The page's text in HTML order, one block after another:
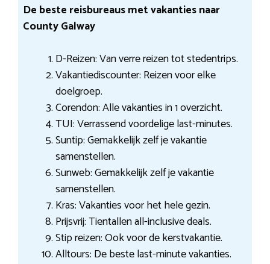
De beste reisbureaus met vakanties naar
County Galway
D-Reizen: Van verre reizen tot stedentrips.
Vakantiediscounter: Reizen voor elke
doelgroep.
Corendon: Alle vakanties in 1 overzicht.
TUI: Verrassend voordelige last-minutes.
Suntip: Gemakkelijk zelf je vakantie
samenstellen.
Sunweb: Gemakkelijk zelf je vakantie
samenstellen.
Kras: Vakanties voor het hele gezin.
Prijsvrij: Tientallen all-inclusive deals.
Stip reizen: Ook voor de kerstvakantie.
Alltours: De beste last-minute vakanties.